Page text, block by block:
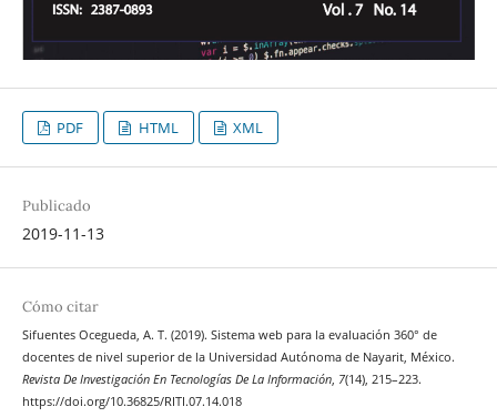
PDF HTML XML
Publicado
2019-11-13
Cómo citar
Sifuentes Ocegueda, A. T. (2019). Sistema web para la evaluación 360° de
docentes de nivel superior de la Universidad Autónoma de Nayarit, México.
Revista De Investigación En Tecnologías De La Información, 7(14), 215–223.
https://doi.org/10.36825/RITI.07.14.018